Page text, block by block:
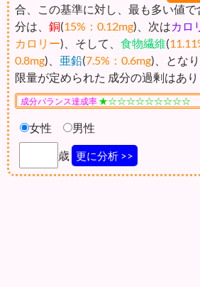
合、この基準に対し、最も多い値で
分は、 銅(15%：0.12mg)、次はカロ
カロリー)、そして、 食物繊維(
0.8mg)、 亜鉛(7.5%：0.6mg)、とな
限量が定められた 成分の過剰はあり
成分バランス達成率 ★☆☆☆☆☆☆☆☆☆
女性 男性
歳 更に分析 >>